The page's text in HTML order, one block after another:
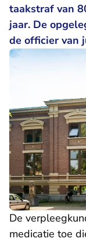
taakstraf van
jaar. De
de officier van
De
medicatie toe